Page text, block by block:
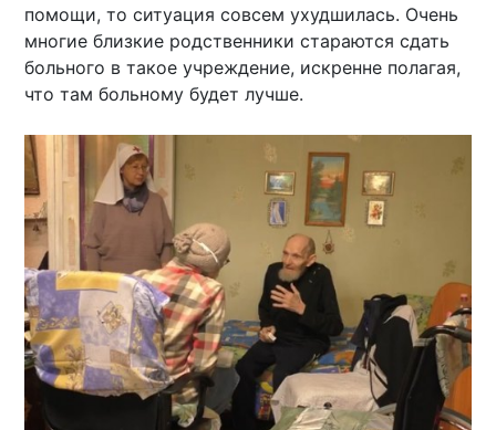
помощи, то ситуация совсем ухудшилась. Очень
многие близкие родственники стараются сдать
больного в такое учреждение, искренне полагая,
что там больному будет лучше.